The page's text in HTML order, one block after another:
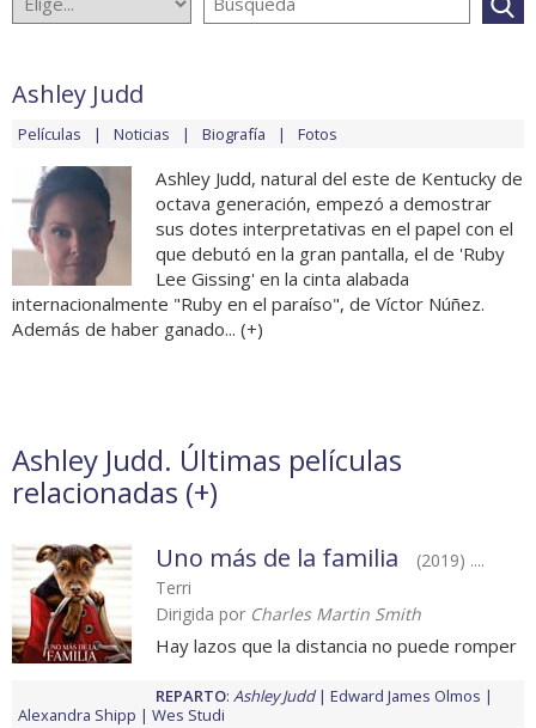
Ashley Judd
Películas Noticias Biografía Fotos
Ashley Judd, natural del este de Kentucky de
octava generación, empezó a demostrar
sus dotes interpretativas en el papel con el
que debutó en la gran pantalla, el de 'Ruby
Lee Gissing' en la cinta alabada
internacionalmente "Ruby en el paraíso", de Víctor Núñez.
Además de haber ganado... (+)
Ashley Judd. Últimas películas
relacionadas (+)
Uno más de la familia
(2019) ....
Terri
Dirigida por Charles Martin Smith
Hay lazos que la distancia no puede romper
REPARTO: Ashley Judd
Edward James Olmos
Alexandra Shipp
Wes Studi